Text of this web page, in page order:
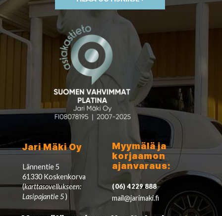
Jari Mäki Oy
Lännentie 5
61330 Koskenkorva
(karttasovellukseen:
Lasipajantie 5)
Myymälä ja
korjaamon
ajanvaraus:
(06) 4229 888
mail@jarimaki.fi